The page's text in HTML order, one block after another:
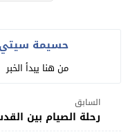
حسيمة سيتي
من هنا يبدأ الخبر
السابق
رحلة الصيام بين